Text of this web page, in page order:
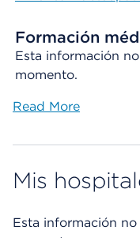
Formación
Esta información
momento.
Read More
Mis
Esta información